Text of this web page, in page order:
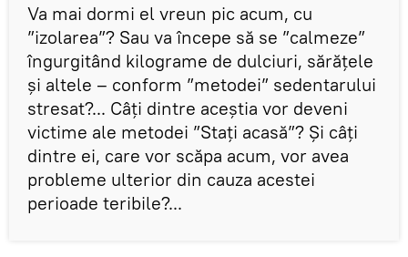
Va mai dormi el vreun pic acum, cu
”izolarea”? Sau va începe să se ”calmeze”
îngurgitând kilograme de dulciuri, sărățele
și altele – conform ”metodei” sedentarului
stresat?... Câți dintre aceștia vor deveni
victime ale metodei ”Stați acasă”? Și câți
dintre ei, care vor scăpa acum, vor avea
probleme ulterior din cauza acestei
perioade teribile?...